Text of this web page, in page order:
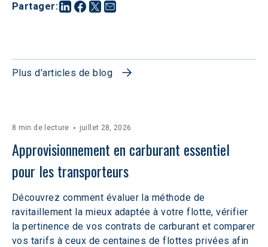
Partager:
Plus d'articles de blog
8 min de lecture juillet 28, 2026
Approvisionnement en carburant essentiel
pour les transporteurs
Découvrez comment évaluer la méthode de
ravitaillement la mieux adaptée à votre flotte, vérifier
la pertinence de vos contrats de carburant et comparer
vos tarifs à ceux de centaines de flottes privées afin